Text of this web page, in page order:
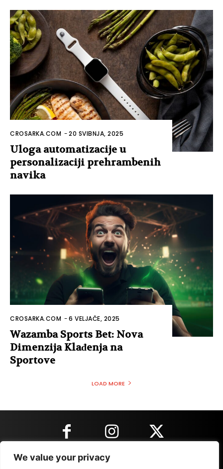
We value your privacy
CROSARKA.COM -20 SVIBNJA, 2025
Uloga automatizacije u
personalizaciji prehrambenih
navika
CROSARKA.COM -6 VELJAČE, 2025
Wazamba Sports Bet: Nova
Dimenzija Klađenja na
Sportove
LOAD MORE
KONTAKT INFORMACIJE